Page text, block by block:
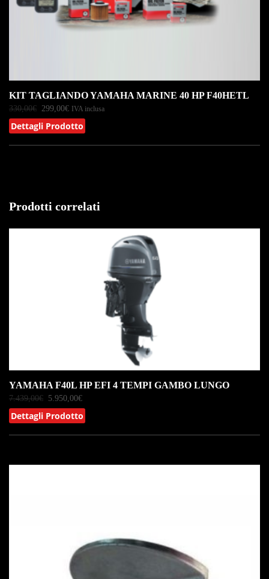
KIT TAGLIANDO YAMAHA MARINE 40 HP F40HETL
330,00€ 299,00€ IVA inclusa
Dettagli Prodotto
Prodotti correlati
YAMAHA F40L HP EFI 4 TEMPI GAMBO LUNGO
7.439,00€ 5.950,00€
Dettagli Prodotto